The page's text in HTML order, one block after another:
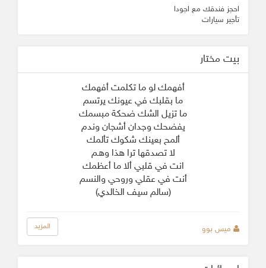
احجز فندقك مع اجودا
تأجير سيارات
بيت مختار
أفهمك لو ما تكلمت أفهمك
ما بقلبك في عيونك يرتسم
ما تزيل الشك ضحكة مبسمك
يفضحك وجدان أشجان وندم
ألمح بعينك شكوك تألمك
لا تصدقها ترا هذا وهـم
انت في قلبي ألا ما أعظمك
أنت في عقلي وروحي والنسم
(سالم سيف الخالدي)
ميس بوو المزيد